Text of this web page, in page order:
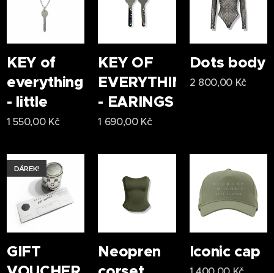
kalhota
mi ve
KEY of
everything
- little
1 550,00Kč
KEY OF
EVERYTHING
- EARINGS
1 690,00Kč
Dots body
2 800,00 Kč
GIFT
DÁREK!
Neopren
Iconic cap